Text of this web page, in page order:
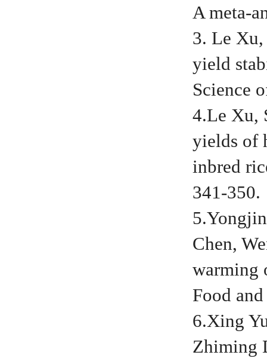
A meta-
3. Le Xu,
yield
Science
4.Le Xu,
yields of
inbred
341-350.
Chen,
warming
Food
6.Xing
Zhiming